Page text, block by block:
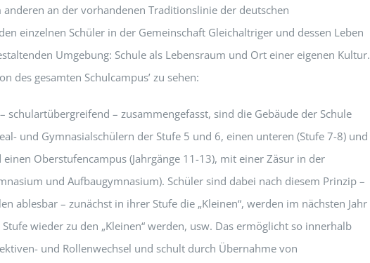
an der vorhandenen Traditionslinie der deutschen
einzelnen Schüler in der Gemeinschaft Gleichaltriger und dessen Leben
Umgebung: Schule als Lebensraum und Ort einer eigenen Kultur.
des gesamten Schulcampus’ zu sehen:
schulartübergreifend – zusammengefasst, sind die Gebäude der Schule
und Gymnasialschülern der Stufe 5 und 6, einen unteren (Stufe 7-8) und
Oberstufencampus (Jahrgänge 11-13), mit einer Zäsur in der
und Aufbaugymnasium). Schüler sind dabei nach diesem Prinzip –
ablesbar – zunächst in ihrer Stufe die „Kleinen“, werden im nächsten Jahr
wieder zu den „Kleinen“ werden, usw. Das ermöglicht so innerhalb
und Rollenwechsel und schult durch Übernahme von